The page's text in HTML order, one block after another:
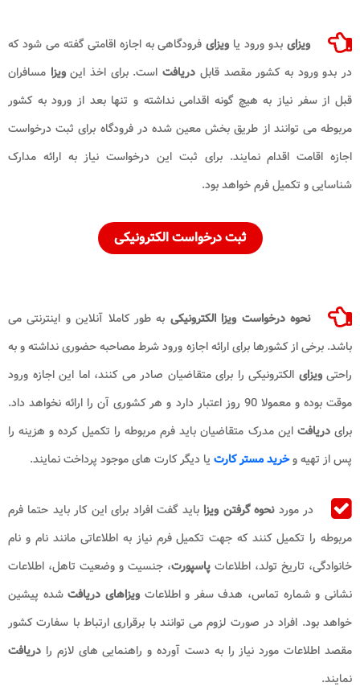
ویزای بدو ورود یا ویزای فرودگاهی به اجازه اقامتی گفته می شود که
در بدو ورود به کشور مقصد قابل دریافت است. برای اخذ اینویزا مسافران
قبل از سفر نیاز به هیچ گونه اقدامی نداشته و تنها بعد از ورود به کشور
مربوطه می توانند از طریق بخش معین شده در فرودگاه برای ثبت درخواست
اجازه اقامت اقدام نمایند. برای ثبت این درخواست نیاز به ارائه مدارک
شناسایی و تکمیل فرم خواهد بود.
ثبت درخواست الکترونیکی
نحوه درخواست ویزا الکترونیکی به طور کاملا آنلاین و اینترنتی می
باشد. برخی از کشورها برای ارائه اجازه ورود شرط مصاحبه حضوری نداشته و به
راحتیویزای الکترونیکی را برای متقاضیان صادر می کنند، اما این اجازه ورود
موقت بوده و معمولا 90 روز اعتبار دارد و هر کشوری آن را ارائه نخواهد داد.
برایدریافتاین مدرک متقاضیان باید فرم مربوطه را تکمیل کرده و هزینه را
پس از تهیه وخرید مستر کارت یا دیگر کارت های موجود پرداخت نمایند.
در موردنحوه گرفتن ویزا باید گفت افراد برای این کار باید حتما فرم
مربوطه را تکمیل کنند که جهت تکمیل فرم نیاز به اطلاعاتی مانند نام و نام
خانوادگی، تاریخ تولد، اطلاعات پاسپورت، جنسیت و وضعیت تاهل، اطلاعات
نشانی و شماره تماس، هدف سفر و اطلاعاتویزاهای دریافتشده پیشین
خواهد بود. افراد در صورت لزوم می توانند با برقراری ارتباط با سفارت کشور
مقصد اطلاعات مورد نیاز را به دست آورده و راهنمایی های لازم را دریافت
نمایند.